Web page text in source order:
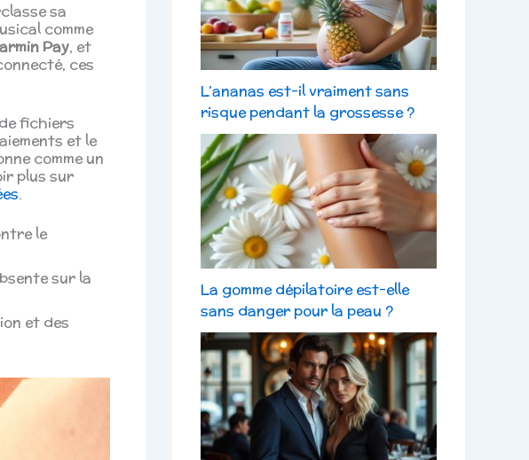
sa
comme
Pay, et
ces
fichiers
et le
comme un
plus sur
.
le
sur la
et des
L’ananas est-il vraiment sans
risque pendant la grossesse ?
La gomme dépilatoire est-elle
sans danger pour la peau ?